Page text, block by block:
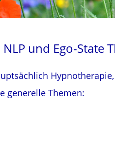
und Ego-State
Hypnotherapie,
generelle Themen: